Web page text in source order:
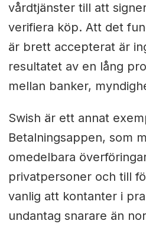
vårdtjänster till att
verifiera köp. Att det
är brett accepterat är
resultatet av en lång
mellan banker,
Swish är ett annat
Betalningsappen, som
omedelbara
privatpersoner och till
vanlig att kontanter i
undantag snarare än